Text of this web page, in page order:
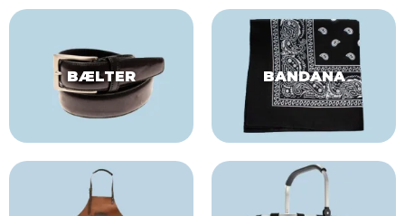
BÆLTER BANDANA